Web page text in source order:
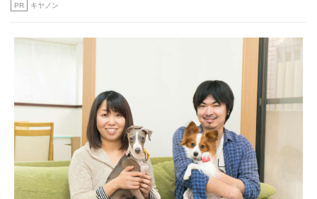
PR キヤノン